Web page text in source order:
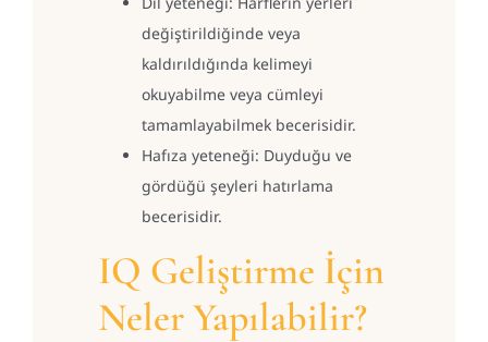
değiştirildiğinde veya
kaldırıldığında kelimeyi
okuyabilme veya cümleyi
tamamlayabilmek becerisidir.
Hafıza yeteneği: Duyduğu ve
gördüğü şeyleri hatırlama
becerisidir.
IQ Geliştirme İçin
Neler Yapılabilir?